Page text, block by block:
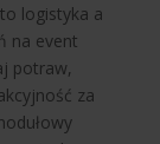
logistyka a
na event
potraw,
za